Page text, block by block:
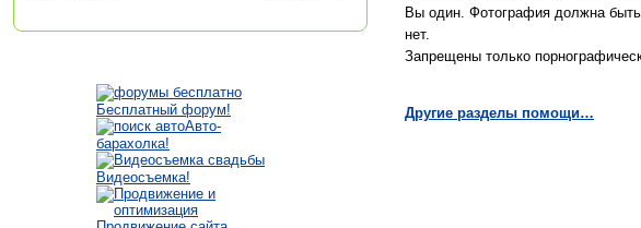
Бесплатный форум!
Авто-
барахолка!
Видеосъемка!
Вы один. Фотография должна
нет.
Запрещены только
Другие разделы помощи…